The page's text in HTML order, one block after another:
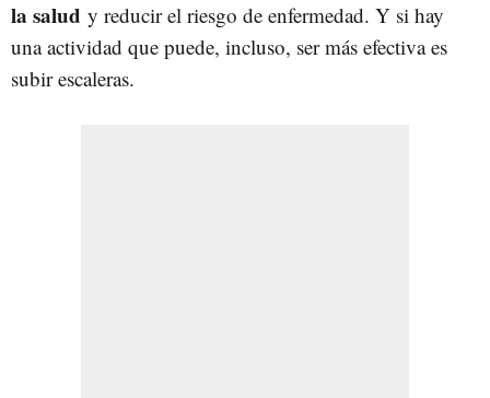
la salud y reducir el riesgo de enfermedad. Y si hay
una actividad que puede, incluso, ser más efectiva es
subir escaleras.